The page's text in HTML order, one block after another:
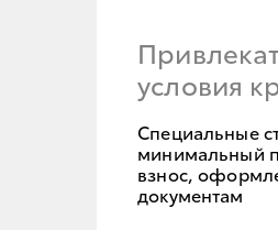
условия
Специальные
минимальный
взнос,
документам